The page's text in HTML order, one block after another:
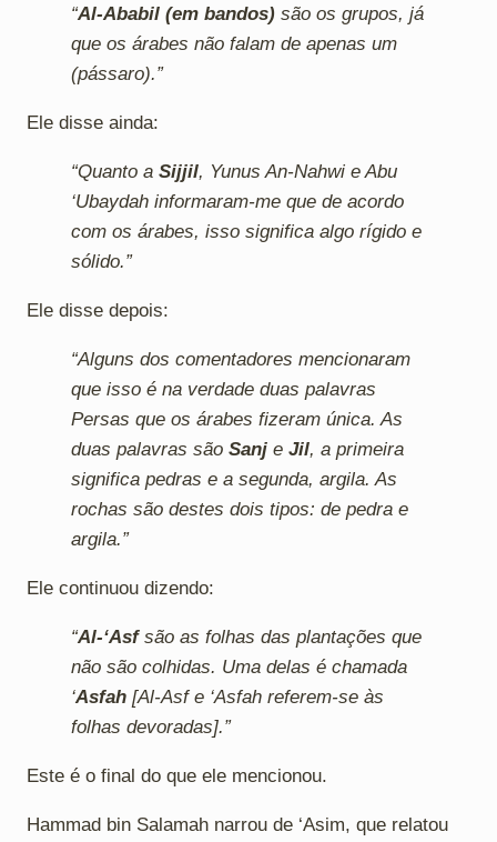
“Al-Ababil (em bandos) são os grupos, já
que os árabes não falam de apenas um
(pássaro).”
Ele disse ainda:
“Quanto a Sijjil, Yunus An-Nahwi e Abu
‘Ubaydah informaram-me que de acordo
com os árabes, isso significa algo rígido e
sólido.”
Ele disse depois:
“Alguns dos comentadores mencionaram
que isso é na verdade duas palavras
Persas que os árabes fizeram única. As
duas palavras são Sanj e Jil, a primeira
significa pedras e a segunda, argila. As
rochas são destes dois tipos: de pedra e
argila.”
Ele continuou dizendo:
“Al-‘Asfsão as folhas das plantações que
não são colhidas. Uma delas é chamada
‘Asfah [Al-Asf e ‘Asfah referem-se às
folhas devoradas].”
Este é o final do que ele mencionou.
Hammad bin Salamah narrou de ‘Asim, que relatou